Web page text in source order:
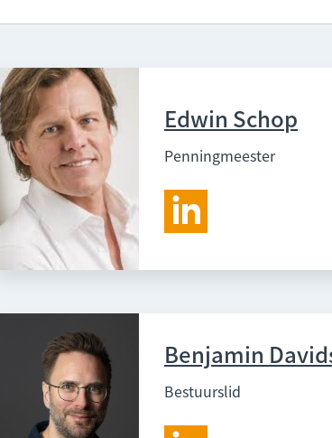
Edwin Schop
Penningmeester
Benjamin
Bestuurslid